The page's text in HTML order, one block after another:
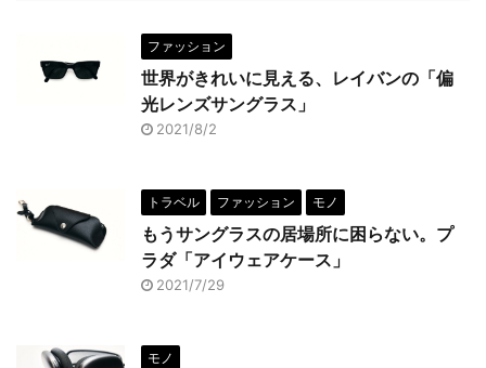
ファッション
世界がきれいに見える、レイバンの「偏
光レンズサングラス」
2021/8/2
トラベル ファッション モノ
もうサングラスの居場所に困らない。プ
ラダ「アイウェアケース」
2021/7/29
モノ